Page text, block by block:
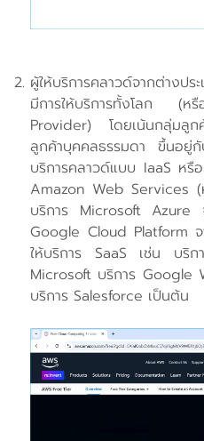
ผู้ให้บริการคลาวด์จากต่างป
มีการให้บริการทั้งโลก (
Provider) โดยเน้นกลุ่มลูก
ลูกค้าบุคคลธรรมดา ขึ้นอยู่กั
บริการคลาวด์แบบ IaaS หรื
Amazon Web Services
บริการ Microsoft Azure
Google Cloud Platform
ให้บริการ SaaS เช่น บริ
Microsoft บริการ Google
บริการ Salesforce เป็นต้น